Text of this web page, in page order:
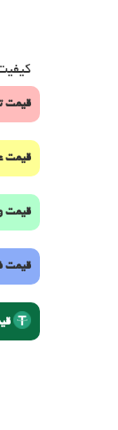
قیمت
قیمت
قیمت
قیمت